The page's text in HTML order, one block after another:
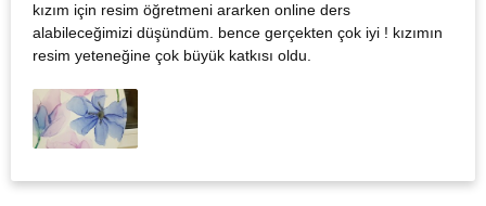
kızım için resim öğretmeni ararken online ders
alabileceğimizi düşündüm. bence gerçekten çok iyi ! kızımın
resim yeteneğine çok büyük katkısı oldu.